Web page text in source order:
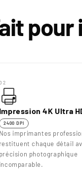
Impression 4K Ultra
2400 DPI
Nos imprimantes
restituent chaque détail
précision photographique
incomparable.